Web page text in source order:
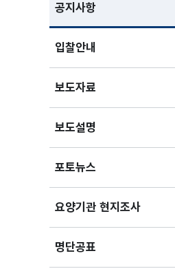
공지사항
입찰안내
보도자료
보도설명
포토뉴스
요양기관 현지조사하위메뉴
펼치기
명단공표
펼치기